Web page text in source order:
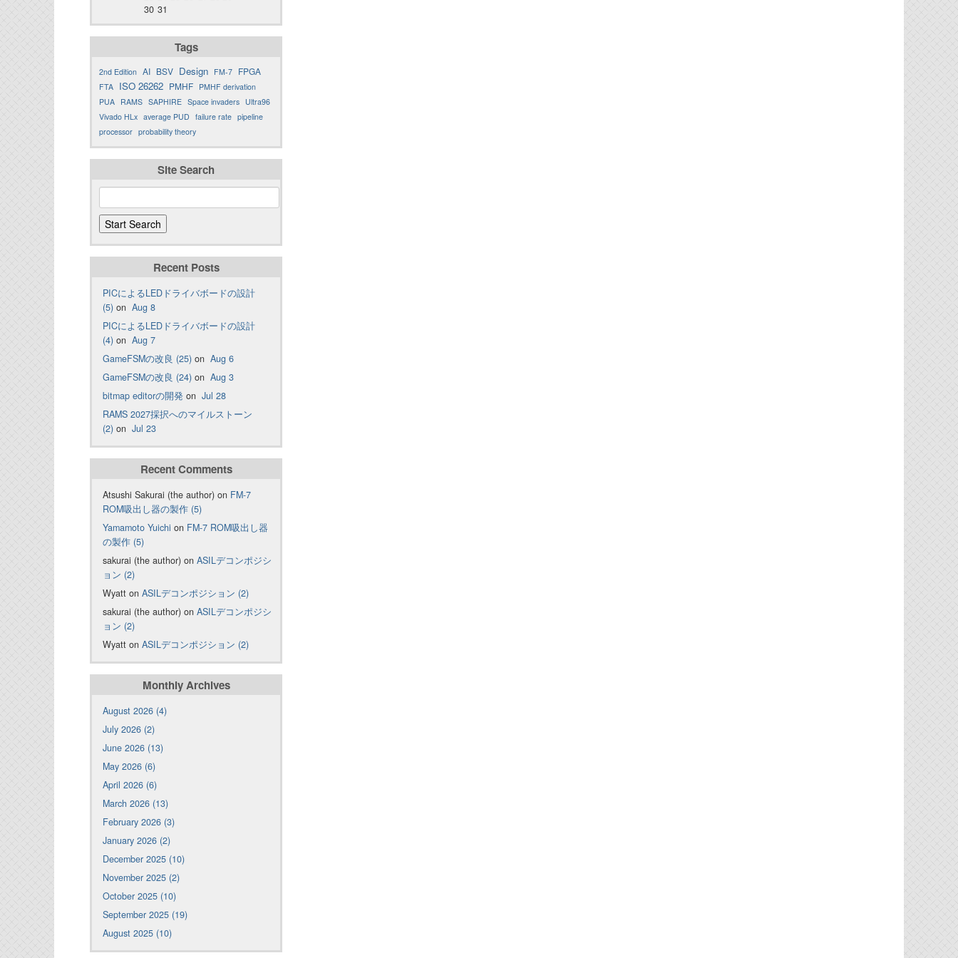
30 31
Tags
2nd Edition AI BSV Design FM-7 FPGA
FTA ISO 26262 PMHF PMHF derivation
PUA RAMS SAPHIRE Space invaders Ultra96
Vivado HLx average PUD failure rate pipeline
processor probability theory
Site Search
Recent Posts
PICによるLEDドライバボードの設計
(5) on Aug 8
PICによるLEDドライバボードの設計
(4) on Aug 7
GameFSMの改良 (25) on Aug 6
GameFSMの改良 (24) on Aug 3
bitmap editorの開発 on Jul 28
RAMS 2027採択へのマイルストーン
(2) on Jul 23
Recent Comments
Atsushi Sakurai (the author) on FM-7
ROM吸出し器の製作 (5)
Yamamoto Yuichi on FM-7 ROM吸出し器
の製作 (5)
sakurai (the author) on ASILデコンポジシ
ョン (2)
Wyatt on ASILデコンポジション (2)
sakurai (the author) on ASILデコンポジシ
ョン (2)
Wyatt on ASILデコンポジション (2)
Monthly Archives
August 2026 (4)
July 2026 (2)
June 2026 (13)
May 2026 (6)
April 2026 (6)
March 2026 (13)
February 2026 (3)
January 2026 (2)
December 2025 (10)
November 2025 (2)
October 2025 (10)
September 2025 (19)
August 2025 (10)